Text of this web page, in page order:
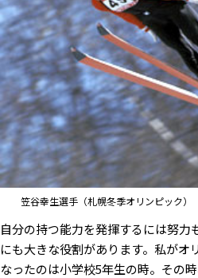
笠谷幸生選手（札幌冬季オリンピック
自分の持つ能力を発揮するには努力
にも大きな役割があります。私がオ
なったのは小学校5年生の時。その